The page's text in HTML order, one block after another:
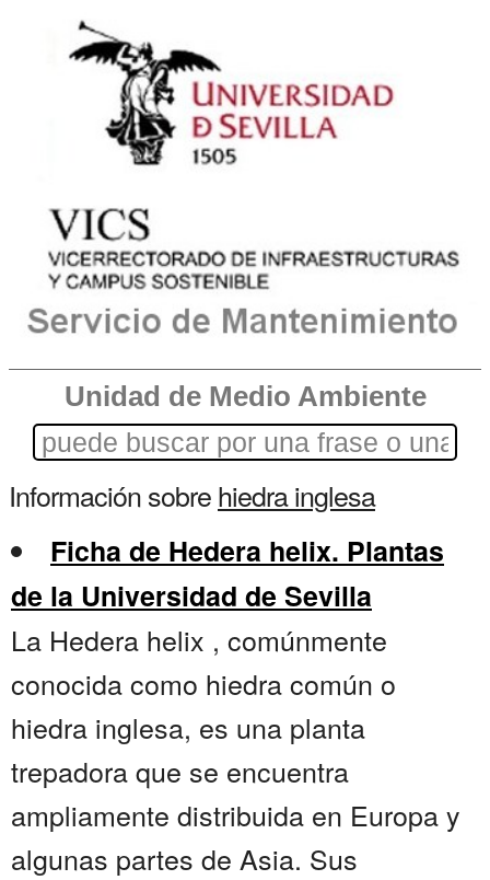
Unidad de Medio Ambiente
Información sobrehiedra inglesa
Ficha de Hedera helix. Plantas
de la Universidad de Sevilla
La Hedera helix , comúnmente
conocida como hiedra común o
hiedra inglesa, es una planta
trepadora que se encuentra
ampliamente distribuida en Europa y
algunas partes de Asia. Sus